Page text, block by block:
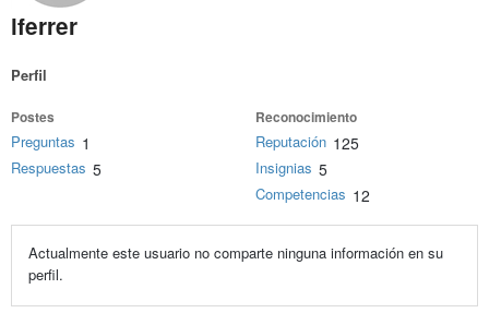
lferrer
Perfil
Postes
Preguntas 1
Respuestas 5
Reconocimiento
Reputación 125
Insignias 5
Competencias 12
Actualmente este usuario no comparte ninguna información en su
perfil.